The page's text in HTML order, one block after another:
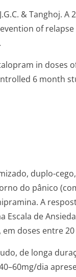
& Tanghoj.
of
in doses
6 month
duplo-
do pânico
A
de
doses entre 20
de longa
dia